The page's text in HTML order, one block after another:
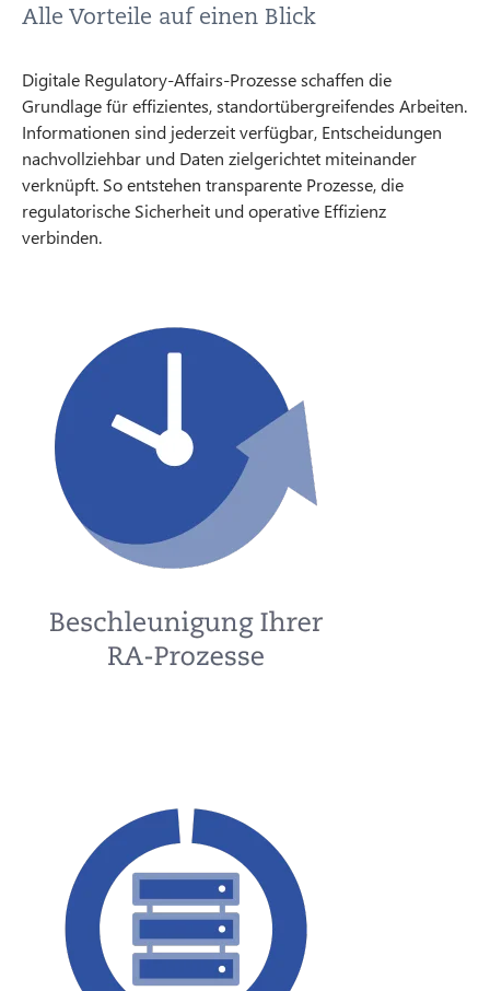
Alle Vorteile auf einen Blick
Digitale Regulatory-Affairs-Prozesse schaffen die
Grundlage für effizientes, standortübergreifendes Arbeiten.
Informationen sind jederzeit verfügbar, Entscheidungen
nachvollziehbar und Daten zielgerichtet miteinander
verknüpft. So entstehen transparente Prozesse, die
regulatorische Sicherheit und operative Effizienz
verbinden.